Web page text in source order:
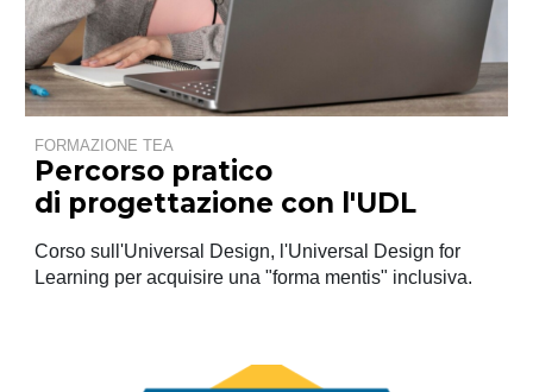
FORMAZIONE TEA
Percorso pratico
di progettazione con l'UDL
Corso sull'Universal Design, l'Universal Design for
Learning per acquisire una "forma mentis" inclusiva.